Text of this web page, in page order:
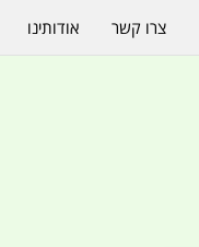
צרו קשר אודותינו